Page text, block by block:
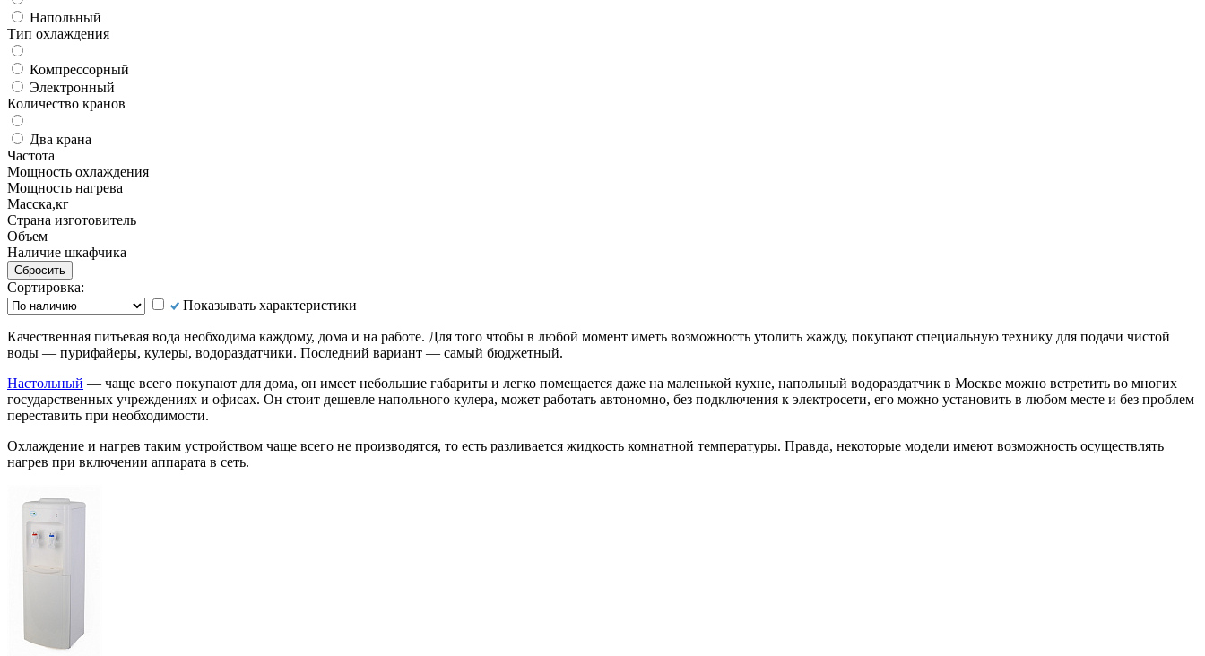
Напольный
Тип охлаждения
Компрессорный
Электронный
Количество кранов
Два крана
Частота
Мощность охлаждения
Мощность нагрева
Масска,кг
Страна изготовитель
Объем
Наличие шкафчика
Сортировка:
Показывать характеристики
Качественная питьевая вода необходима каждому, дома и на работе. Для того чтобы в любой момент иметь возможность утолить жажду, покупают специальную технику для подачи чистой
воды — пурифайеры, кулеры, водораздатчики. Последний вариант — самый бюджетный.
Настольный — чаще всего покупают для дома, он имеет небольшие габариты и легко помещается даже на маленькой кухне, напольный водораздатчик в Москве можно встретить во многих
государственных учреждениях и офисах. Он стоит дешевле напольного кулера, может работать автономно, без подключения к электросети, его можно установить в любом месте и без проблем
переставить при необходимости.
Охлаждение и нагрев таким устройством чаще всего не производятся, то есть разливается жидкость комнатной температуры. Правда, некоторые модели имеют возможность осуществлять
нагрев при включении аппарата в сеть.